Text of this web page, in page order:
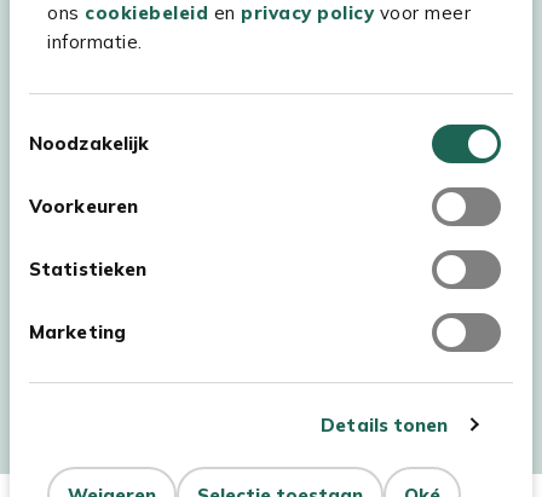
ons cookiebeleid en privacy policyvoor meer
informatie.
Noodzakelijk
Voorkeuren
Statistieken
Marketing
Details tonen